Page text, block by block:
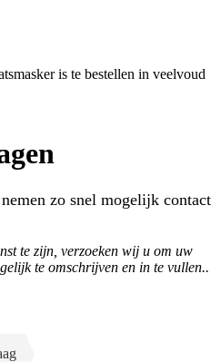
is te bestellen in veelvoud
zo snel mogelijk contact
te zijn, verzoeken wij u om uw
te omschrijven en in te vullen..